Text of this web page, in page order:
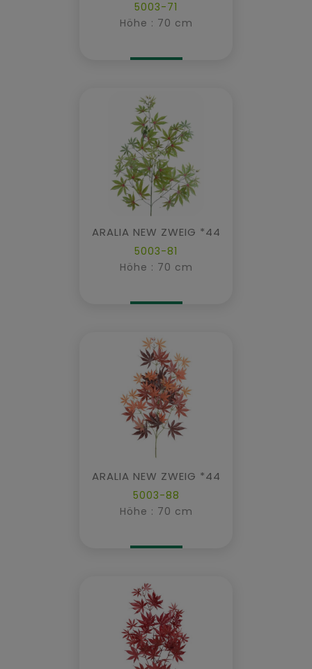
5003-71
Höhe : 70 cm
ARALIA NEW ZWEIG *44
5003-81
Höhe : 70 cm
ARALIA NEW ZWEIG *44
5003-88
Höhe : 70 cm